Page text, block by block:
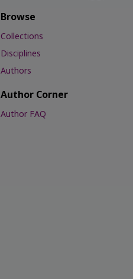
Browse
Collections
Disciplines
Authors
Author Corner
Author FAQ